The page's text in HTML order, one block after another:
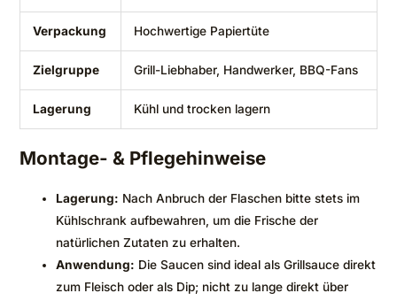
Verpackung Hochwertige Papiertüte
Zielgruppe Grill-Liebhaber, Handwerker, BBQ-Fans
Lagerung Kühl und trocken lagern
Montage- & Pflegehinweise
Lagerung: Nach Anbruch der Flaschen bitte stets im
Kühlschrank aufbewahren, um die Frische der
natürlichen Zutaten zu erhalten.
Anwendung: Die Saucen sind ideal als Grillsauce direkt
zum Fleisch oder als Dip; nicht zu lange direkt über